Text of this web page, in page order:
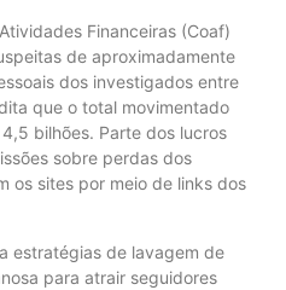
Financeiras (Coaf)
de aproximadamente
dos investigados entre
que o total movimentado
bilhões. Parte dos lucros
sobre perdas dos
os sites por meio de links dos
estratégias de lavagem de
para atrair seguidores